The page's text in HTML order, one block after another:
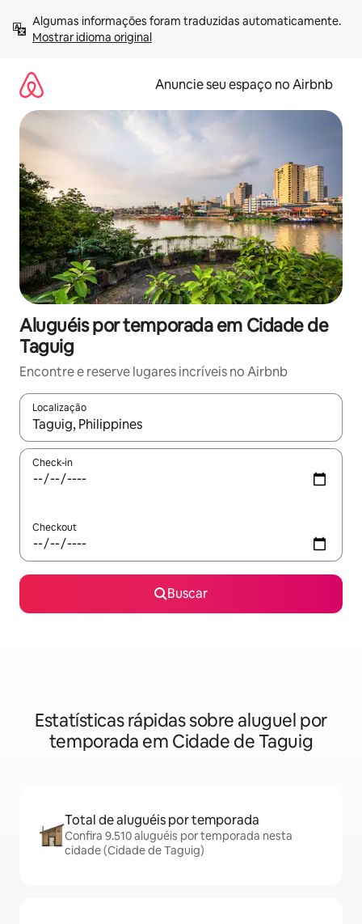
para
Mostrar idioma original
Anuncie seu espaço no Airbnb
Aluguéis por temporada em Cidade de
Taguig
Encontre e reserve lugares incríveis no Airbnb
Localização
Quando os resultados estiverem disponíveis, explore-os
Check-in
Checkout
Buscar
Estatísticas rápidas sobre aluguel por
temporada em Cidade de Taguig
Total de aluguéis por temporada
Confira 9.510 aluguéis por temporada nesta
cidade (Cidade de Taguig)